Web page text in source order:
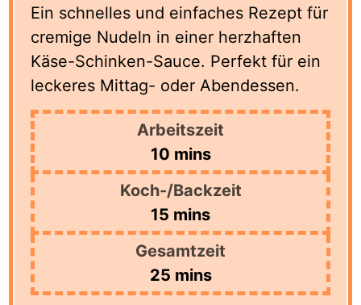
Ein schnelles und einfaches Rezept für
cremige Nudeln in einer herzhaften
Käse-Schinken-Sauce. Perfekt für ein
leckeres Mittag- oder Abendessen.
Arbeitszeit
10minutes
mins
Koch-/Backzeit
15 minutes
mins
Gesamtzeit
25minutes
mins